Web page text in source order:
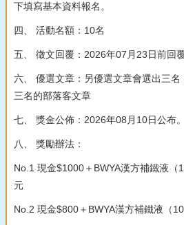
下填寫基本資料報名。
四、 活動名額：10名
五、 徵文回覆：2026年07月23日前回覆
六、 優選文章：另優選文章會選出三
三名的部落客文章
七、 獎金公佈：2026年08月10日公布。
八、 獎勵辦法：
No.1 現金$1000＋BWYA漢方補鐵液（
元
No.2 現金$800＋BWYA漢方補鐵液（